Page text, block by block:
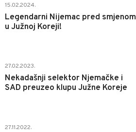
15.02.2024.
Legendarni Nijemac pred smjenom
u Južnoj Koreji!
27.02.2023.
Nekadašnji selektor Njemačke i
SAD preuzeo klupu Južne Koreje
27.11.2022.